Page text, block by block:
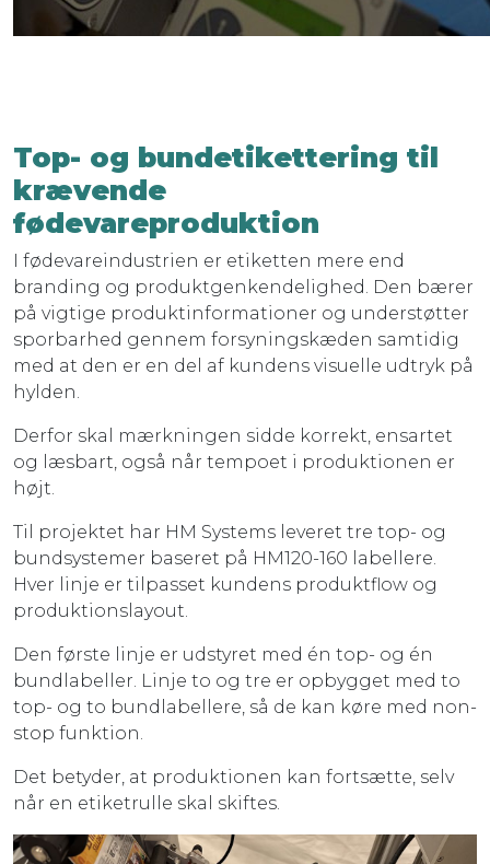
Top- og bundetikettering til
krævende
fødevareproduktion
I fødevareindustrien er etiketten mere end
branding og produktgenkendelighed. Den bærer
på vigtige produktinformationer og understøtter
sporbarhed gennem forsyningskæden samtidig
med at den er en del af kundens visuelle udtryk på
hylden.
Derfor skal mærkningen sidde korrekt, ensartet
og læsbart, også når tempoet i produktionen er
højt.
Til projektet har HM Systems leveret tre top- og
bundsystemer baseret på HM120-160 labellere.
Hver linje er tilpasset kundens produktflow og
produktionslayout.
Den første linje er udstyret med én top- og én
bundlabeller. Linje to og tre er opbygget med to
top- og to bundlabellere, så de kan køre med non-
stop funktion.
Det betyder, at produktionen kan fortsætte, selv
når en etiketrulle skal skiftes.